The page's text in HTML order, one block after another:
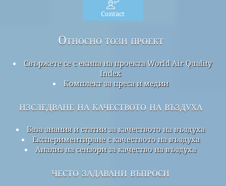
Contact
Относно този проект
Свържете се с екипа на проекта World Air Quality
Index
Комплект за преса и медии
изследване на качеството на въздуха
База знания и статии за качеството на въздуха
Експериментиране с качеството на въздуха
Анализ на сензори за качество на въздуха
често задавани въпроси